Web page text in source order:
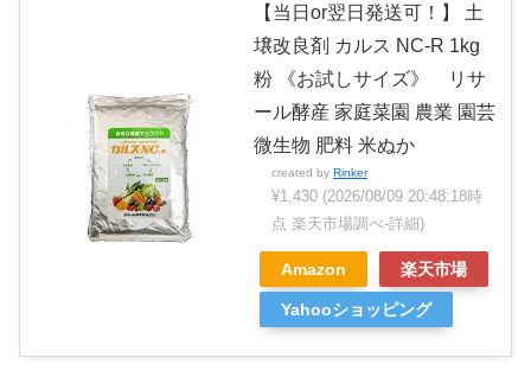
【当日or翌日発送可！】 土
壌改良剤 カルス NC-R 1kg
粉 《お試しサイズ》 リサ
ール酵産 家庭菜園 農業 園芸
微生物 肥料 米ぬか
created by Rinker
¥1,430 (2026/08/09 20:48:18時
点 楽天市場調べ-詳細)
Amazon 楽天市場
Yahooショッピング